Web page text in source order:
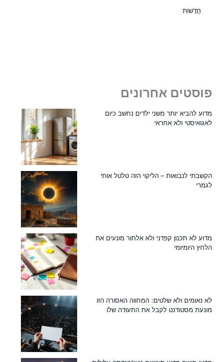
חֲדָשׁוֹת
פוסטים אחרונים
מדוע להביא יותר משני ילדים נחשב כיום
לאגואיסטי ולא אחראי
הקשבתי לנבואות – הליקוי הזה טלטל אותי
לגמרי
מדוע לא תכנון קפדני ולא אלתור מונעים את
הלחץ היומיומי
לא נאומים ולא שלטים: המחווה האסורה הזו
מונעת מסטודנט לקבל את התעודה שלו